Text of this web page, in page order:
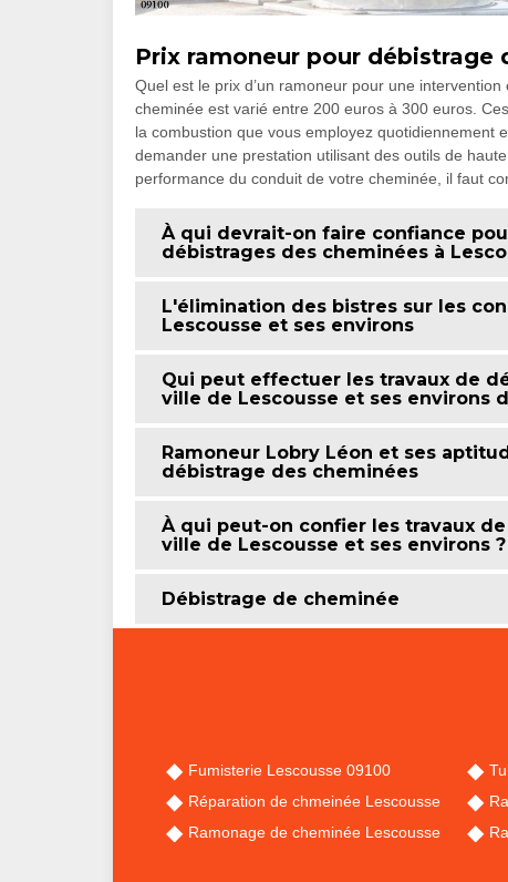
Prix ramoneur pour débistrage
Quel est le prix d’un ramoneur pour une
cheminée est varié entre 200 euros à 300 euros.
la combustion que vous employez quotidiennement
demander une prestation utilisant des outils de
performance du conduit de votre cheminée, il faut
À qui devrait-on faire confiance
débistrages des cheminées à
L'élimination des bistres sur les
Lescousse et ses environs
Qui peut effectuer les travaux de
ville de Lescousse et ses environs
Ramoneur Lobry Léon et ses
débistrage des cheminées
À qui peut-on confier les travaux
ville de Lescousse et ses environs ?
Débistrage de cheminée
Fumisterie Lescousse 09100
Réparation de chmeinée Lescousse
Ramonage de cheminée Lescousse